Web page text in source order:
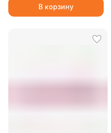
В корзину